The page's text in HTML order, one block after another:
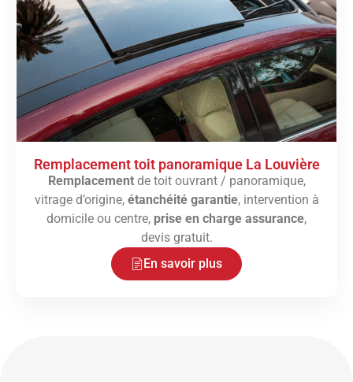
Remplacement toit panoramique La Louvière
Remplacementde toit ouvrant / panoramique,
vitrage d’origine, étanchéité garantie, intervention à
domicile ou centre, prise en charge assurance,
devis gratuit.
En savoir plus